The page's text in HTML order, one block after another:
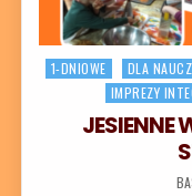
Posted in
1-DNIOWE DLA
IMPREZY
JESIENNE